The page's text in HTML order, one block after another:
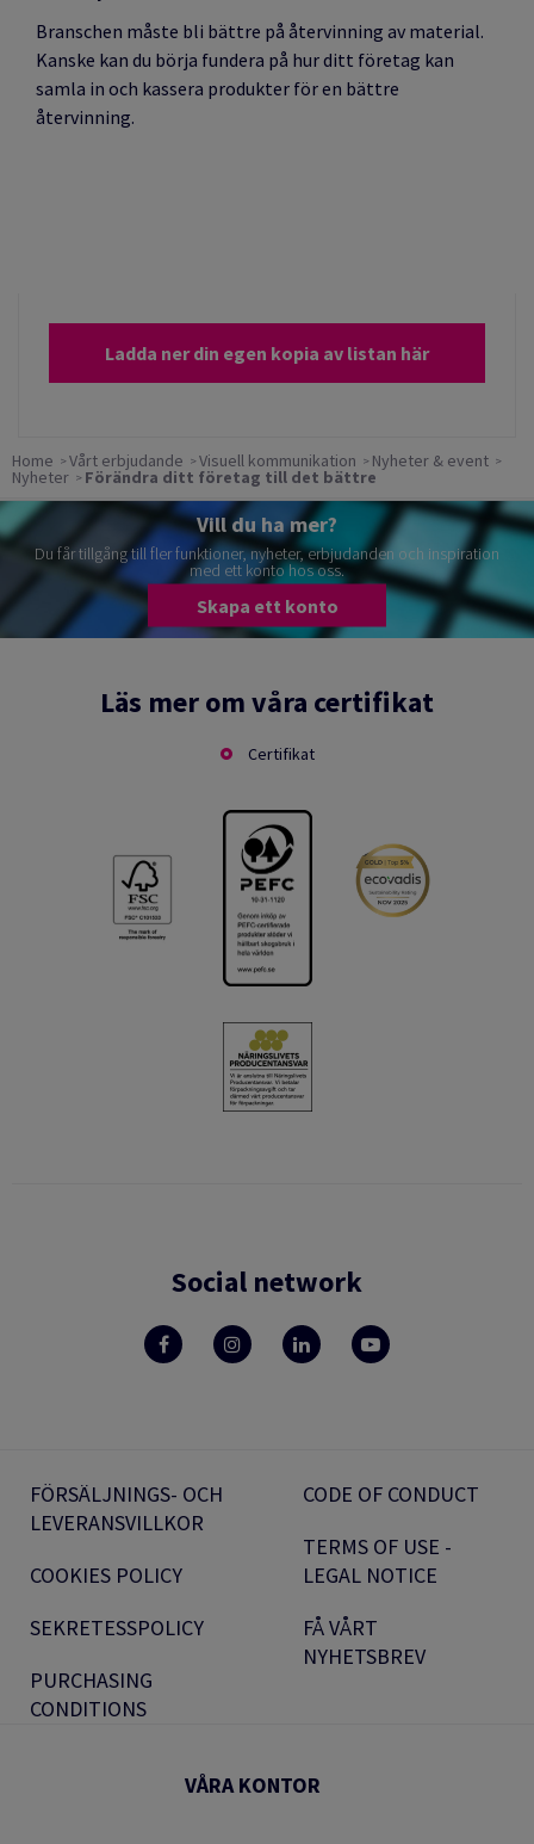
Branschen måste bli bättre på återvinning av material.
Kanske kan du börja fundera på hur ditt företag kan
samla in och kassera produkter för en bättre
återvinning.
Ladda ner din egen kopia av listan här
Home Vårt erbjudande Visuell kommunikation Nyheter & event
Nyheter Förändra ditt företag till det bättre
Vill du ha mer?
Du får tillgång till fler funktioner, nyheter, erbjudanden och inspiration
med ett konto hos oss.
Skapa ett konto
Läs mer om våra certifikat
Certifikat
Social network
FÖRSÄLJNINGS- OCH
LEVERANSVILLKOR
COOKIES POLICY
SEKRETESSPOLICY
PURCHASING
CONDITIONS
CODE OF CONDUCT
TERMS OF USE -
LEGAL NOTICE
FÅ VÅRT
NYHETSBREV
VÅRA KONTOR